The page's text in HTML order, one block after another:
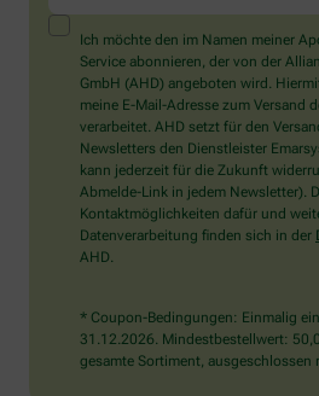
ein
Mensch?
Dann
wählen
Sie
bitte
das
Herz.
Ich möchte den im Namen meiner
Service abonnieren, der von der
GmbH (AHD) angeboten wird.
meine E-Mail-Adresse zum Versand
verarbeitet. AHD setzt für den
Newsletters den Dienstleister
kann jederzeit für die Zukunft
Abmelde-Link in jedem Newsletter).
Kontaktmöglichkeiten dafür und
Datenverarbeitung finden sich in der
AHD.
* Coupon-Bedingungen: Einmalig
31.12.2026. Mindestbestellwert:
gesamte Sortiment,